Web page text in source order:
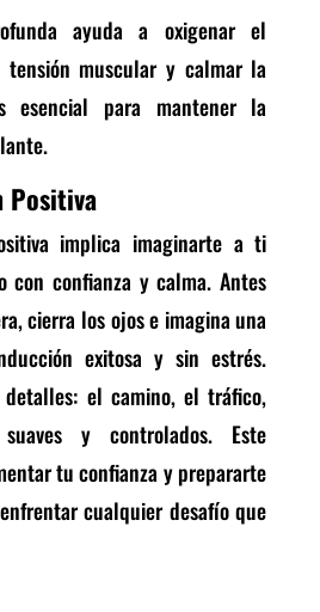
ayuda a oxigenar el
muscular y calmar la
esencial para mantener la
Positiva
implica imaginarte a ti
con confianza y calma. Antes
cierra los ojos e imagina una
exitosa y sin estrés.
detalles: el camino, el tráfico,
y controlados. Este
tu confianza y prepararte
cualquier desafío que